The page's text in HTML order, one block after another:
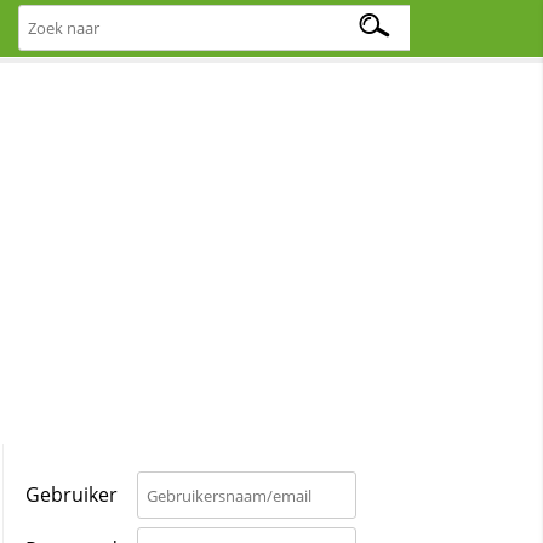
Gebruiker